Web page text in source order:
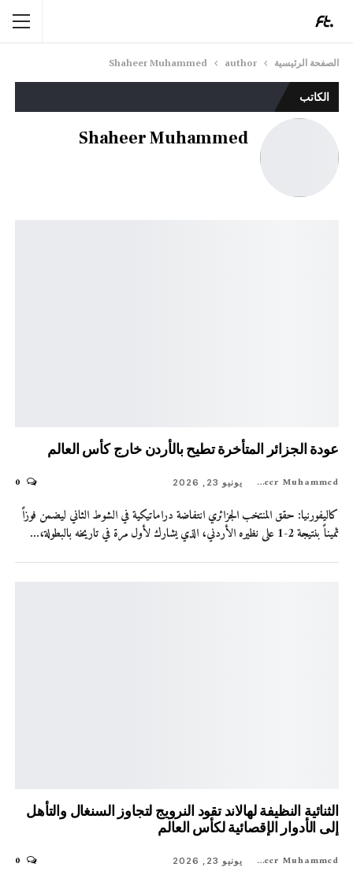
الصفحة الرئيسية author
Shaheer Muhammed
الكاتب
Shaheer Muhammed
عودة الجزائر المتأخرة تطيح بالأردن خارج كأس العالم
Shaheer Muhammed يونيو 23, 2026
كاليفورنيا: حقق المنتخب الجزائري انتفاضة دراماتيكية في الشوط الثاني ليضمن فوزاً
ثميناً بنتيجة 2-1 على نظيره الأردني، الذي يشارك لأول مرة في تاريخه بالبطولة،…
الثنائية النظيفة لهالاند تقود النرويج لتجاوز السنغال والتأهل
إلى الأدوار الإقصائية لكأس العالم
Shaheer Muhammed يونيو 23, 2026